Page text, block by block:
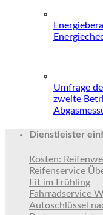
Umfrage
zweite
Dienstleister
Kosten:
Reifenservice
Fit im Frühling
Fahrradservice
Autoschlüssel